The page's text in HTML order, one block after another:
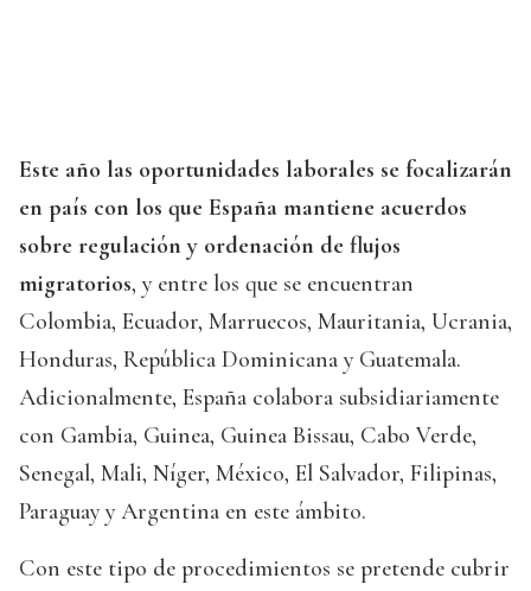
Este año las oportunidades laborales se focalizarán
en país con los que España mantiene acuerdos
sobre regulación y ordenación de flujos
migratorios, y entre los que se encuentran
Colombia, Ecuador, Marruecos, Mauritania, Ucrania,
Honduras, República Dominicana y Guatemala.
Adicionalmente, España colabora subsidiariamente
con Gambia, Guinea, Guinea Bissau, Cabo Verde,
Senegal, Mali, Níger, México, El Salvador, Filipinas,
Paraguay y Argentina en este ámbito.
Con este tipo de procedimientos se pretende cubrir